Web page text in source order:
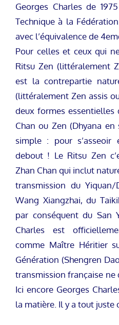
Georges Charles de
Technique à la
avec l’équivalence de
Pour celles et ceux qui
Ritsu Zen (littéralement
est la contrepartie
(littéralement Zen assis
deux formes essentielles
Chan ou Zen (Dhyana
simple : pour
debout ! Le Ritsu Zen
Zhan Chan qui inclut
transmission du
Wang Xiangzhai, du
par conséquent du San
Charles est
comme Maître Héritier
Génération (Shengren
transmission française ne
Ici encore Georges
la matière. Il y a tout juste